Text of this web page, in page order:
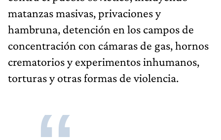
matanzas masivas, privaciones y
hambruna, detención en los campos de
concentración con cámaras de gas, hornos
crematorios y experimentos inhumanos,
torturas y otras formas de violencia.